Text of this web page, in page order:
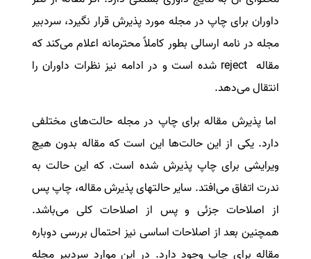
داوران برای چاپ در مجله مورد پذیرش قرار نگیرد، سردبیر
مجله در نامه ارسالی بطور کاملاً محترمانه اعلام می‌کند که
مقاله reject شده است و در ادامه نیز نظرات داوران را
انتقال می‌دهد.
اما پذیرش مقاله برای چاپ در مجله حالت‌های مختلفی
دارد. یکی از این حالت‌ها این است که مقاله بدون هیچ
ویرایشی برای چاپ پذیرش شده است. که این حالت به
ندرت اتفاق می‌افتد. سایر حالتهای پذیرش مقاله، چاپ پس
از اصلاحات جزئی و پس از اصلاحات کلی می‌باشد.
همچنین بعد از اصلاحات اساسی نیز احتمال بررسی دوباره
مقاله برای چاپ وجود دارد. در این موارد سردبیر مجله